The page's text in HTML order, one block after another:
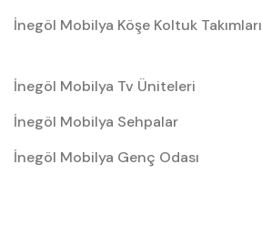
İnegöl Mobilya Köşe Koltuk Takımları
İnegöl Mobilya Tv Üniteleri
İnegöl Mobilya Sehpalar
İnegöl Mobilya Genç Odası